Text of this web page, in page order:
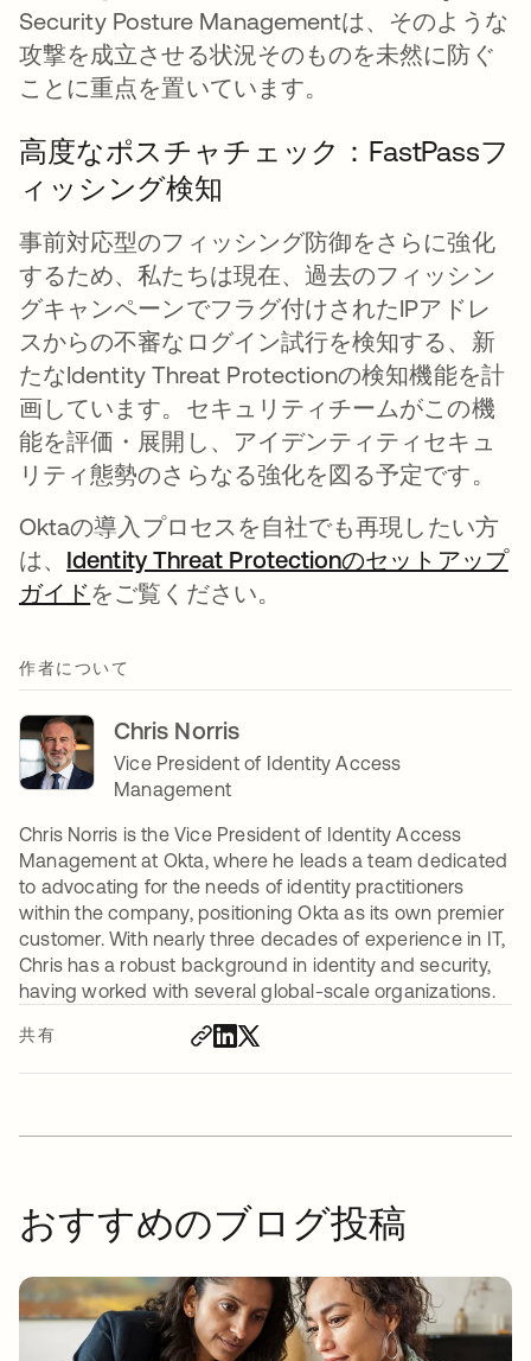
共有
Security Posture Managementは、そのような
攻撃を成立させる状況そのものを未然に防ぐ
ことに重点を置いています。
高度なポスチャチェック：FastPassフ
ィッシング検知
事前対応型のフィッシング防御をさらに強化
するため、私たちは現在、過去のフィッシン
グキャンペーンでフラグ付けされたIPアドレ
スからの不審なログイン試行を検知する、新
たなIdentity Threat Protectionの検知機能を計
画しています。セキュリティチームがこの機
能を評価・展開し、アイデンティティセキュ
リティ態勢のさらなる強化を図る予定です。
Oktaの導入プロセスを自社でも再現したい方
は、 Identity Threat Protectionのセットアップ
ガイドをご覧ください。
作者について
Chris Norris
Vice President of Identity Access
Management
Chris Norris is the Vice President of Identity Access
Management at Okta, where he leads a team dedicated
to advocating for the needs of identity practitioners
within the company, positioning Okta as its own premier
customer. With nearly three decades of experience in IT,
Chris has a robust background in identity and security,
having worked with several global-scale organizations.
おすすめのブログ投稿